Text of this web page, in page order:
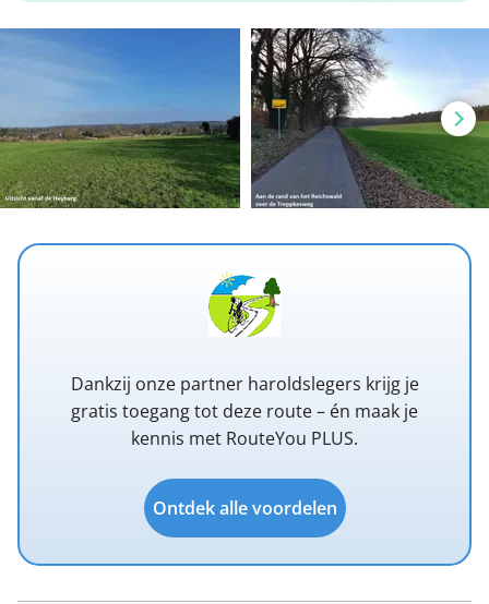
Dankzij onze partner haroldslegers krijg je
gratis toegang tot deze route – én maak je
kennis met RouteYou PLUS.
Ontdek alle voordelen